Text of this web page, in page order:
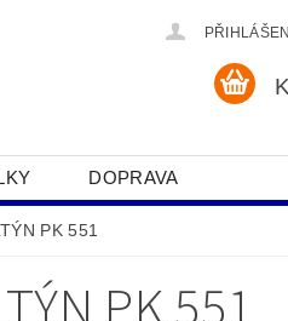
PŘIHLÁŠENÍ
DOPRAVA
ÚDAJŮ
PK 551